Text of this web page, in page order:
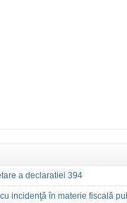
a declaratiei 394
incidenţă în materie fiscală